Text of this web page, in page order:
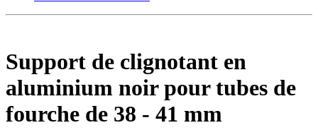
Support de clignotant en
aluminium noir pour tubes de
fourche de 38 - 41 mm